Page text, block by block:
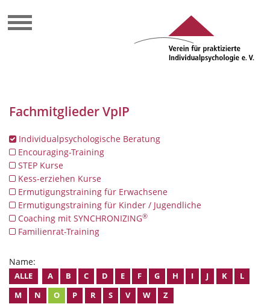
Fachmitglieder VpIP
Individualpsychologische Beratung
Encouraging-Training
STEP Kurse
Kess-erziehen Kurse
Ermutigungstraining für Erwachsene
Ermutigungstraining für Kinder / Jugendliche
Coaching mit SYNCHRONIZING®
Familienrat-Training
Name:
ALLE A B C D E F G H I J K
L
M
N O P R S V W Z